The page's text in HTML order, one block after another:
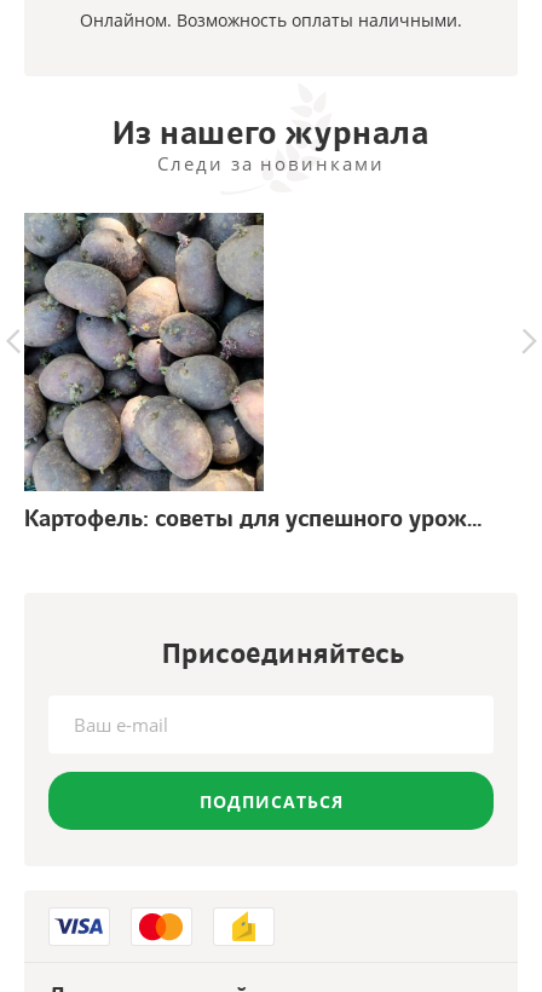
Онлайном. Возможность оплаты наличными.
Из нашего журнала
Следи за новинками
Картофель: советы для успешного урожая
Присоединяйтесь
ПОДПИСАТЬСЯ